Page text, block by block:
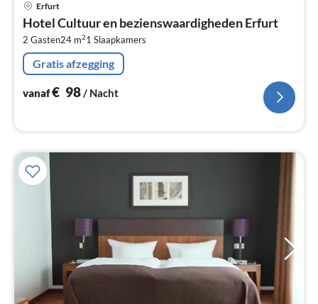
Erfurt
Hotel Cultuur en bezienswaardigheden Erfurt
2 Gasten24 m21 Slaapkamers
Gratis afzegging
vanaf€ 98/ Nacht